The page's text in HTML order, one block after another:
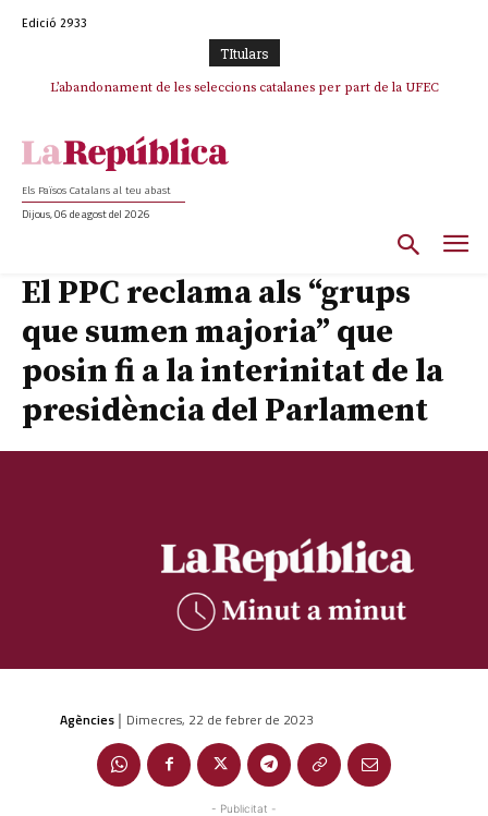
Edició 2933
TItulars
L’abandonament de les seleccions catalanes per part de la UFEC
Els Països Catalans al teu abast
Dijous, 06 de agost del 2026
El PPC reclama als “grups
que sumen majoria” que
posin fi a la interinitat de la
presidència del Parlament
Agències | Dimecres, 22 de febrer de 2023
- Publicitat -